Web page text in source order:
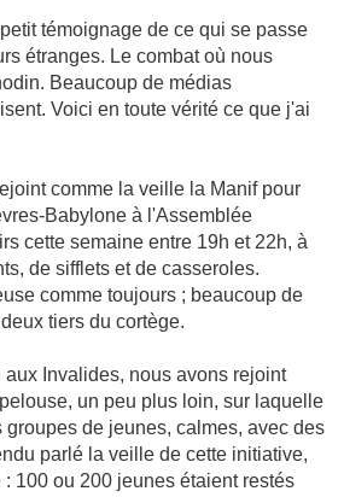
témoignage de ce qui se passe
étranges. Le combat où nous
Beaucoup de médias
Voici en toute vérité ce que j'ai
comme la veille la Manif pour
Babylone à l'Assemblée
cette semaine entre 19h et 22h, à
de sifflets et de casseroles.
comme toujours ; beaucoup de
tiers du cortège.
aux Invalides, nous avons rejoint
un peu plus loin, sur laquelle
de jeunes, calmes, avec des
parlé la veille de cette initiative,
100 ou 200 jeunes étaient restés